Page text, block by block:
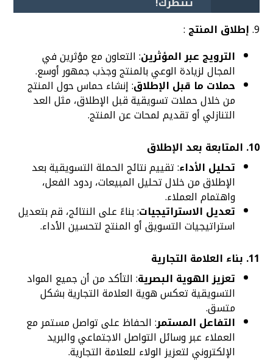
9. إطلاق المنتج :
الترويج عبر المؤثرين: التعاون مع مؤثرين في
المجال لزيادة الوعي بالمنتج وجذب جمهور أوسع.
حملات ما قبل الإطلاق: إنشاء حماس حول المنتج
من خلال حملات تسويقية قبل الإطلاق، مثل العد
التنازلي أو تقديم لمحات عن المنتج.
10. المتابعة بعد الإطلاق
تحليل الأداء: تقييم نتائج الحملة التسويقية بعد
الإطلاق من خلال تحليل المبيعات، ردود الفعل،
واهتمام العملاء.
تعديل الاستراتيجيات: بناءً على النتائج، قم بتعديل
استراتيجيات التسويق أو المنتج لتحسين الأداء.
11. بناء العلامة التجارية
تعزيز الهوية البصرية: التأكد من أن جميع المواد
التسويقية تعكس هوية العلامة التجارية بشكل
متسق.
التفاعل المستمر: الحفاظ على تواصل مستمر مع
العملاء عبر وسائل التواصل الاجتماعي والبريد
الإلكتروني لتعزيز الولاء للعلامة التجارية.